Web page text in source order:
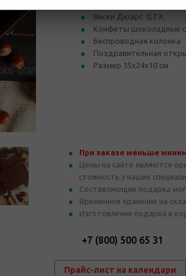
Виски Дюарс 0,7 л.
Конфеты шоколадные с
Беспроводная колонка
Поздравительная
Размер 35х24х10 см
При заказе меньше
Цены на сайте являются
стоимость у наших
Составляющие подарка
Временное хранение на
Изготовление подарка в
+7 (800) 500 65 31
Прайс-лист на календари